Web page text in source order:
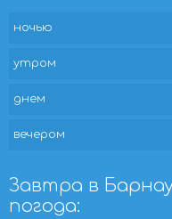
ночью
утром
днем
вечером
Завтра в
погода: